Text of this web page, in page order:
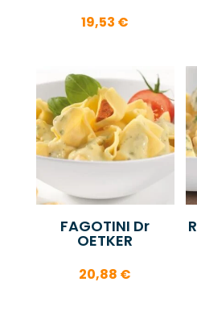
19,53 €
FAGOTINI Dr
OETKER
20,88 €